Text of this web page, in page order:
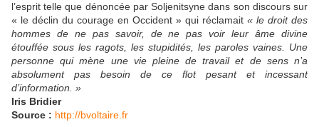
l’esprit telle que dénoncée par Soljenitsyne dans son discours sur
« le déclin du courage en Occident » qui réclamait « le droit des
hommes de ne pas savoir, de ne pas voir leur âme divine
étouffée sous les ragots, les stupidités, les paroles vaines. Une
personne qui mène une vie pleine de travail et de sens n’a
absolument pas besoin de ce flot pesant et incessant
d’information. »
Iris Bridier
Source : http://bvoltaire.fr